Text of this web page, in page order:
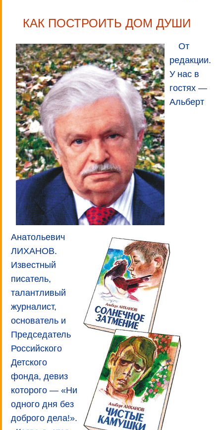
КАК ПОСТРОИТЬ ДОМ ДУШИ
От
редакции.
У нас в
гостях —
Альберт
Анатольевич
ЛИХАНОВ.
Известный
писатель,
талантливый
журналист,
основатель и
Председатель
Российского
Детского
фонда, девиз
которого — «Ни
одного дня без
доброго дела!».